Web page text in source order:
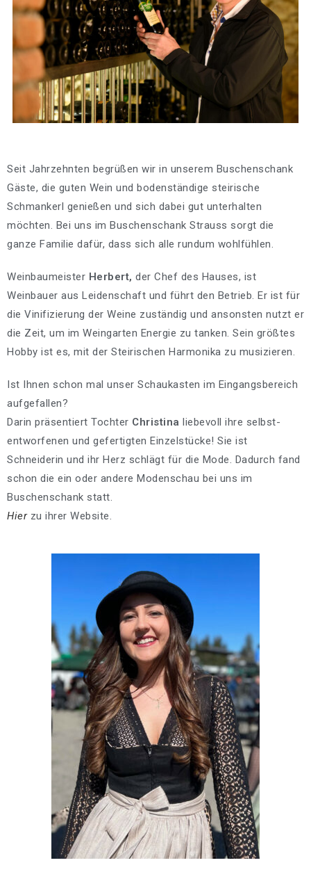
Seit Jahrzehnten begrüßen wir in unserem Buschenschank
Gäste, die guten Wein und bodenständige steirische
Schmankerl genießen und sich dabei gut unterhalten
möchten. Bei uns im Buschenschank Strauss sorgt die
ganze Familie dafür, dass sich alle rundum wohlfühlen.
Weinbaumeister Herbert, der Chef des Hauses, ist
Weinbauer aus Leidenschaft und führt den Betrieb. Er ist für
die Vinifizierung der Weine zuständig und ansonsten nutzt er
die Zeit, um im Weingarten Energie zu tanken. Sein größtes
Hobby ist es, mit der Steirischen Harmonika zu musizieren.
Ist Ihnen schon mal unser Schaukasten im Eingangsbereich
aufgefallen?
Darin präsentiert Tochter Christina liebevoll ihre selbst-
entworfenen und gefertigten Einzelstücke! Sie ist
Schneiderin und ihr Herz schlägt für die Mode. Dadurch fand
schon die ein oder andere Modenschau bei uns im
Buschenschank statt.
Hierzu ihrer Website.